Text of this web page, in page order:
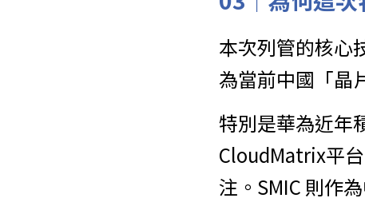
本次列管的核心
為當前中國「晶
特別是華為近年
CloudMatrix平
注。SMIC 則作